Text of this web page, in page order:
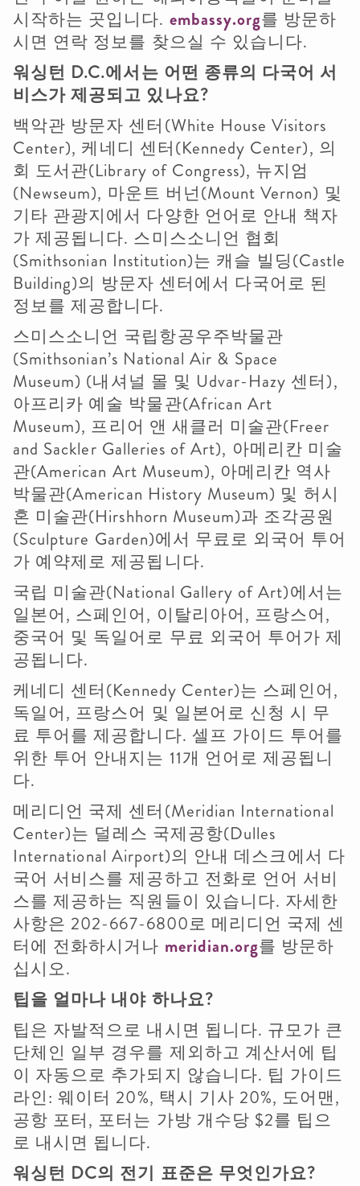
시작하는 곳입니다. embassy.org를 방문하
시면 연락 정보를 찾으실 수 있습니다.
워싱턴 D.C.에서는 어떤 종류의 다국어 서
비스가 제공되고 있나요?
백악관 방문자 센터(White House Visitors
Center), 케네디 센터(Kennedy Center), 의
회 도서관(Library of Congress), 뉴지엄
(Newseum), 마운트 버넌(Mount Vernon) 및
기타 관광지에서 다양한 언어로 안내 책자
가 제공됩니다. 스미스소니언 협회
(Smithsonian Institution)는 캐슬 빌딩(Castle
Building)의 방문자 센터에서 다국어로 된
정보를 제공합니다.
스미스소니언 국립항공우주박물관
(Smithsonian’s National Air & Space
Museum) (내셔널 몰 및 Udvar-Hazy 센터),
아프리카 예술 박물관(African Art
Museum), 프리어 앤 새클러 미술관(Freer
and Sackler Galleries of Art), 아메리칸 미술
관(American Art Museum), 아메리칸 역사
박물관(American History Museum) 및 허시
혼 미술관(Hirshhorn Museum)과 조각공원
(Sculpture Garden)에서 무료로 외국어 투어
가 예약제로 제공됩니다.
국립 미술관(National Gallery of Art)에서는
일본어, 스페인어, 이탈리아어, 프랑스어,
중국어 및 독일어로 무료 외국어 투어가 제
공됩니다.
케네디 센터(Kennedy Center)는 스페인어,
독일어, 프랑스어 및 일본어로 신청 시 무
료 투어를 제공합니다. 셀프 가이드 투어를
위한 투어 안내지는 11개 언어로 제공됩니
다.
메리디언 국제 센터(Meridian International
Center)는 덜레스 국제공항(Dulles
International Airport)의 안내 데스크에서 다
국어 서비스를 제공하고 전화로 언어 서비
스를 제공하는 직원들이 있습니다. 자세한
사항은 202-667-6800로 메리디언 국제 센
터에 전화하시거나 meridian.org를 방문하
십시오.
팁을 얼마나 내야 하나요?
팁은 자발적으로 내시면 됩니다. 규모가 큰
단체인 일부 경우를 제외하고 계산서에 팁
이 자동으로 추가되지 않습니다. 팁 가이드
라인: 웨이터 20%, 택시 기사 20%, 도어맨,
공항 포터, 포터는 가방 개수당 $2를 팁으
로 내시면 됩니다.
워싱턴 DC의 전기 표준은 무엇인가요?